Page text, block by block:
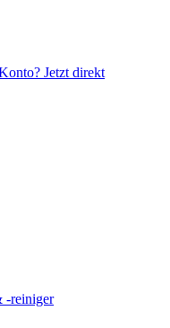
Jetzt direkt
-reiniger